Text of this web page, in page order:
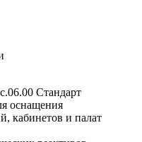
Стандарт
оснащения
кабинетов и палат